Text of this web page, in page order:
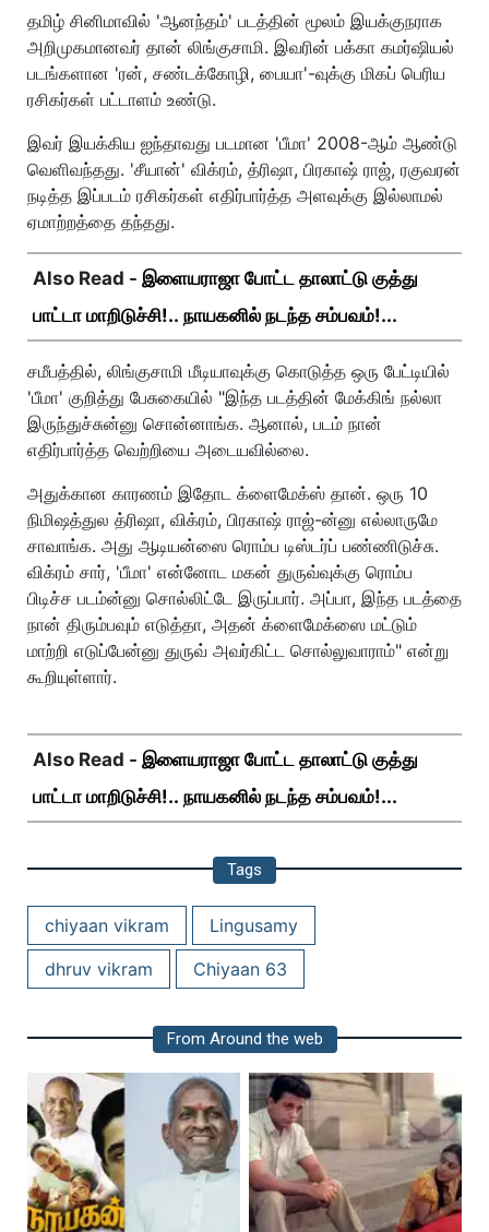
தமிழ் சினிமாவில் 'ஆனந்தம்' படத்தின் மூலம் இயக்குநராக
அறிமுகமானவர் தான் லிங்குசாமி. இவரின் பக்கா கமர்ஷியல்
படங்களான 'ரன், சண்டக்கோழி, பையா'-வுக்கு மிகப் பெரிய
ரசிகர்கள் பட்டாளம் உண்டு.
இவர் இயக்கிய ஐந்தாவது படமான 'பீமா' 2008-ஆம் ஆண்டு
வெளிவந்தது. 'சீயான்' விக்ரம், த்ரிஷா, பிரகாஷ் ராஜ், ரகுவரன்
நடித்த இப்படம் ரசிகர்கள் எதிர்பார்த்த அளவுக்கு இல்லாமல்
ஏமாற்றத்தை தந்தது.
Also Read - இளையராஜா போட்ட தாலாட்டு குத்து
பாட்டா மாறிடுச்சி!.. நாயகனில் நடந்த சம்பவம்!...
சமீபத்தில், லிங்குசாமி மீடியாவுக்கு கொடுத்த ஒரு பேட்டியில்
'பீமா' குறித்து பேசுகையில் "இந்த படத்தின் மேக்கிங் நல்லா
இருந்துச்சுன்னு சொன்னாங்க. ஆனால், படம் நான்
எதிர்பார்த்த வெற்றியை அடையவில்லை.
அதுக்கான காரணம் இதோட க்ளைமேக்ஸ் தான். ஒரு 10
நிமிஷத்துல த்ரிஷா, விக்ரம், பிரகாஷ் ராஜ்-ன்னு எல்லாருமே
சாவாங்க. அது ஆடியன்ஸை ரொம்ப டிஸ்டர்ப் பண்ணிடுச்சு.
விக்ரம் சார், 'பீமா' என்னோட மகன் துருவ்வுக்கு ரொம்ப
பிடிச்ச படம்ன்னு சொல்லிட்டே இருப்பார். அப்பா, இந்த படத்தை
நான் திரும்பவும் எடுத்தா, அதன் க்ளைமேக்ஸை மட்டும்
மாற்றி எடுப்பேன்னு துருவ் அவர்கிட்ட சொல்லுவாராம்" என்று
கூறியுள்ளார்.
Also Read - இளையராஜா போட்ட தாலாட்டு குத்து
பாட்டா மாறிடுச்சி!.. நாயகனில் நடந்த சம்பவம்!...
Tags
chiyaan vikram
Lingusamy
dhruv vikram
Chiyaan 63
From Around the web